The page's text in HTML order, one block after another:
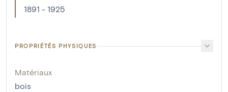
1891 - 1925
PROPRIÉTÉS PHYSIQUES
Matériaux
bois